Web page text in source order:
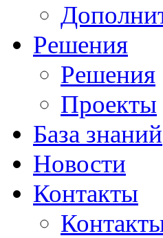
Решения
Решения
Проекты
База знаний
Новости
Контакты